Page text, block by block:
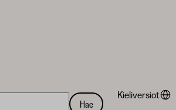
Hae
Kieliversiot